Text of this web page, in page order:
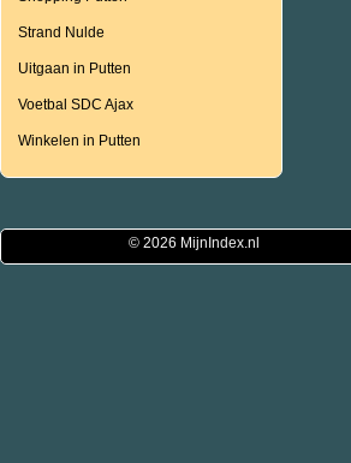
Strand Nulde
Uitgaan in Putten
Voetbal SDC Ajax
Winkelen in Putten
© 2026 MijnIndex.nl